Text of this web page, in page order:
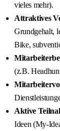
vieles mehr).
Attraktives
Grundgehalt,
Bike,
(z.B.
Aktive
Ideen (My-